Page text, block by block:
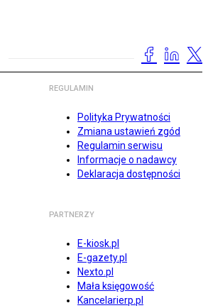
REGULAMIN
Polityka Prywatności
Zmiana ustawień zgód
Regulamin serwisu
Informacje o nadawcy
Deklaracja dostępności
PARTNERZY
E-kiosk.pl
E-gazety.pl
Nexto.pl
Mała księgowość
Kancelarierp.pl